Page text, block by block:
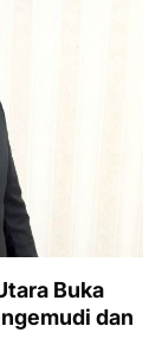
Buka
dan